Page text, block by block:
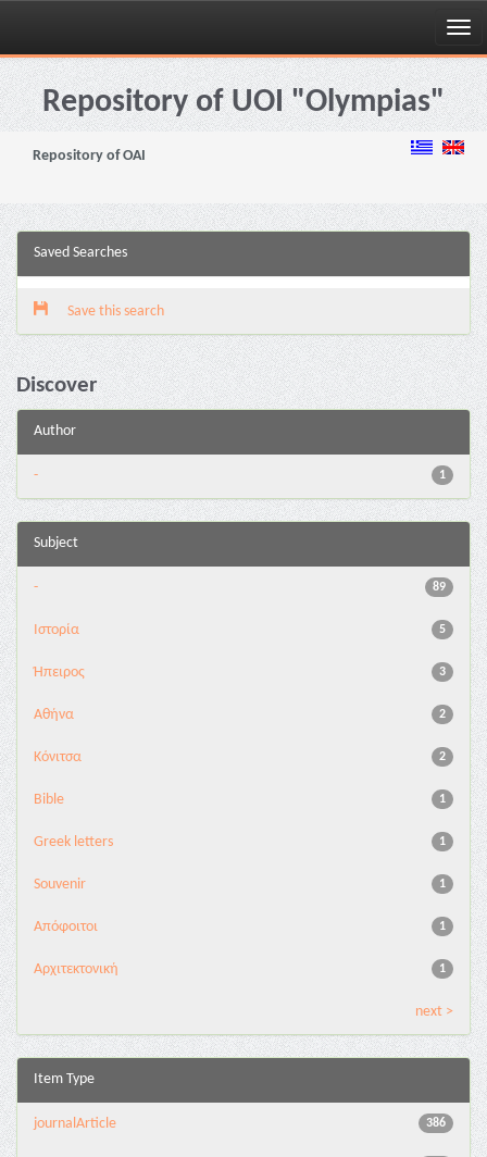
Skip
navigationRepository of UOI "Olympias"
Repository of OAI
Saved Searches
Save this search
Discover
Author
1
-
Subject
89
-
5
Ιστορία
3
Ήπειρος
2
Αθήνα
2
Κόνιτσα
1
Bible
1
Greek letters
1
Souvenir
1
Απόφοιτοι
1
Αρχιτεκτονική
next >
Item Type
386
journalArticle